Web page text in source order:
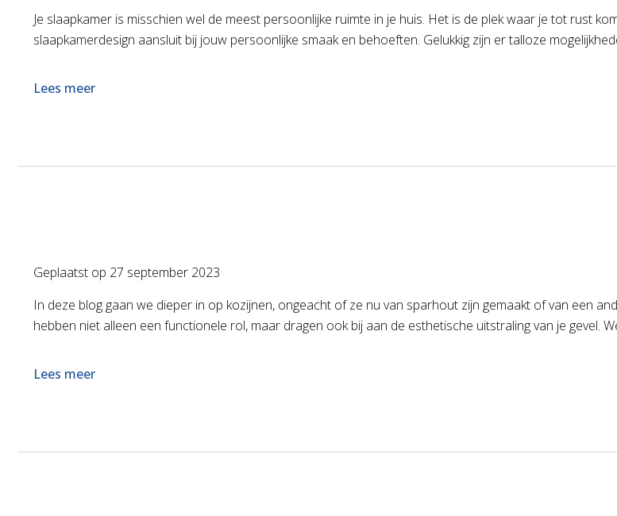
Je slaapkamer is misschien wel de meest persoonlijke ruimte in je huis. Het is de plek waar je tot rust
slaapkamerdesign aansluit bij jouw persoonlijke smaak en behoeften. Gelukkig zijn er talloze
Lees meer
Geplaatst op 27 september 2023
In deze blog gaan we dieper in op kozijnen, ongeacht of ze nu van sparhout zijn gemaakt of van een
hebben niet alleen een functionele rol, maar dragen ook bij aan de esthetische uitstraling van je gevel.
Lees meer